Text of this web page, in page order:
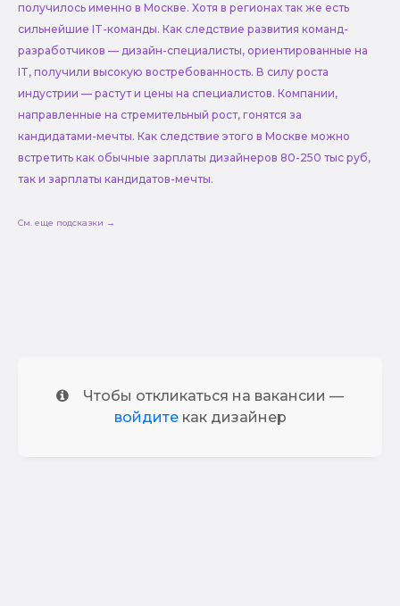
получилось именно в Москве. Хотя в регионах так же есть
сильнейшие IT-команды. Как следствие развития команд-
разработчиков — дизайн-специалисты, ориентированные на
IT, получили высокую востребованность. В силу роста
индустрии — растут и цены на специалистов. Компании,
направленные на стремительный рост, гонятся за
кандидатами-мечты. Как следствие этого в Москве можно
встретить как обычные зарплаты дизайнеров 80-250 тыс руб,
так и зарплаты кандидатов-мечты.
См. еще подсказки →
Чтобы откликаться на вакансии —
войдитекак дизайнер